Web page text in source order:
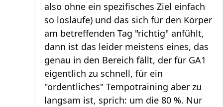
also ohne ein spezifisches Ziel einfach
so loslaufe) und das sich für den Körper
am betreffenden Tag "richtig" anfühlt,
dann ist das leider meistens eines, das
genau in den Bereich fällt, der für GA1
eigentlich zu schnell, für ein
"ordentliches" Tempotraining aber zu
langsam ist, sprich: um die 80 %. Nur